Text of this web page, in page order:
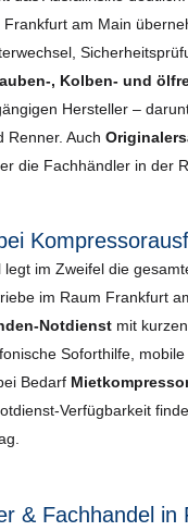
am Main
, Kolben- und
Hersteller –
Renner. Auch
die Fachhändler in der
im Zweifel die
im Raum Frankfurt
Notdienst mit kurzen
Soforthilfe, mobile
Bedarf
Verfügbarkeit
& Fachhandel in